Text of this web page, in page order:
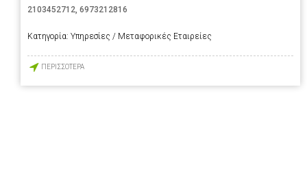
2103452712, 6973212816
Κατηγορία: Υπηρεσίες / Μεταφορικές Εταιρείες
ΠΕΡΙΣΣΟΤΕΡΑ